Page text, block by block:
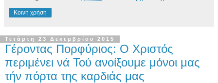
Κοινή χρήση
Τετάρτη 23 Δεκεμβρίου 2015
Γέροντας Πορφύριος: Ο Χριστός
περιμένει νά Τού ανοίξουμε μόνοι μας
τήν πόρτα της καρδιάς μας